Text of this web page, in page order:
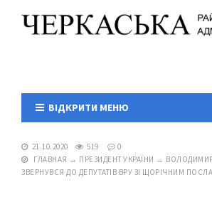
ВІДКРИТИ МЕНЮ
21.10.2020 519
0
ГЛАВНАЯ → ПРЕЗИДЕНТ УКРАЇНИ →
ЗВЕРНУВСЯ ДО ДЕПУТАТІВ ВРУ ЗІ ЩОРІЧНИМ